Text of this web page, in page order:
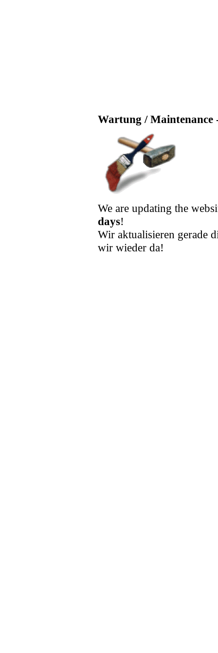
Wartung / Maintenance
We are updating the
days!
Wir aktualisieren gerade
wir wieder da!